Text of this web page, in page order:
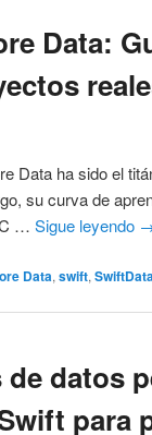
Data:
Data ha sido el
su curva de
C …Sigue leyendo
Data,swift,
datos
para